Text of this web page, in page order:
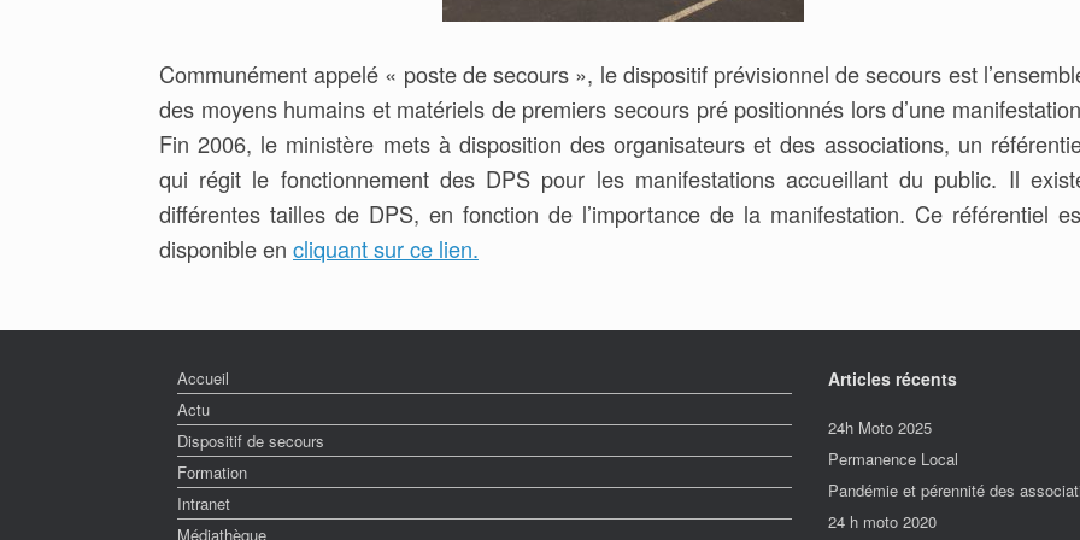
Communément appelé « poste de secours », le dispositif prévisionnel de secours est
des moyens humains et matériels de premiers secours pré positionnés lors d’une
Fin 2006, le ministère mets à disposition des organisateurs et des associations, un
qui régit le fonctionnement des DPS pour les manifestations accueillant du public. Il
différentes tailles de DPS, en fonction de l’importance de la manifestation. Ce référentiel
disponible en cliquant sur ce lien.
Accueil
Actu
Dispositif de secours
Formation
Intranet
Médiathèque
Articles récents
24h Moto 2025
Permanence Local
Pandémie et pérennité des
24 h moto 2020